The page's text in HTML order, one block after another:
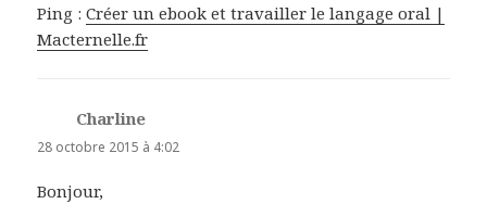
Ping :Créer un ebook et travailler le langage oral |
Macternelle.fr
Charline
28 octobre 2015 à 4:02
Bonjour,